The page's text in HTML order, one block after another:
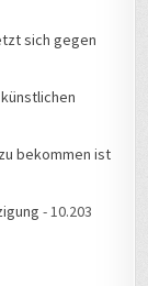
sich gegen
bekommen ist
- 10.203